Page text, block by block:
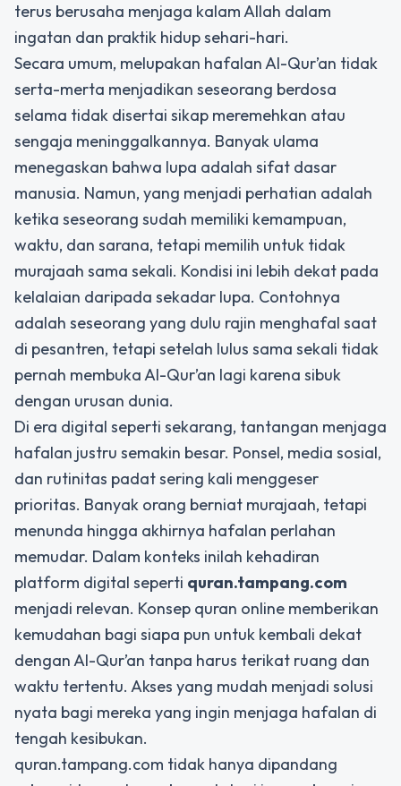
terus berusaha menjaga kalam Allah dalam
ingatan dan praktik hidup sehari-hari.
Secara umum, melupakan hafalan Al-Qur’an tidak
serta-merta menjadikan seseorang berdosa
selama tidak disertai sikap meremehkan atau
sengaja meninggalkannya. Banyak ulama
menegaskan bahwa lupa adalah sifat dasar
manusia. Namun, yang menjadi perhatian adalah
ketika seseorang sudah memiliki kemampuan,
waktu, dan sarana, tetapi memilih untuk tidak
murajaah sama sekali. Kondisi ini lebih dekat pada
kelalaian daripada sekadar lupa. Contohnya
adalah seseorang yang dulu rajin menghafal saat
di pesantren, tetapi setelah lulus sama sekali tidak
pernah membuka Al-Qur’an lagi karena sibuk
dengan urusan dunia.
Di era digital seperti sekarang, tantangan menjaga
hafalan justru semakin besar. Ponsel, media sosial,
dan rutinitas padat sering kali menggeser
prioritas. Banyak orang berniat murajaah, tetapi
menunda hingga akhirnya hafalan perlahan
memudar. Dalam konteks inilah kehadiran
platform digital seperti quran.tampang.com
menjadi relevan. Konsep quran online memberikan
kemudahan bagi siapa pun untuk kembali dekat
dengan Al-Qur’an tanpa harus terikat ruang dan
waktu tertentu. Akses yang mudah menjadi solusi
nyata bagi mereka yang ingin menjaga hafalan di
tengah kesibukan.
quran.tampang.com tidak hanya dipandang